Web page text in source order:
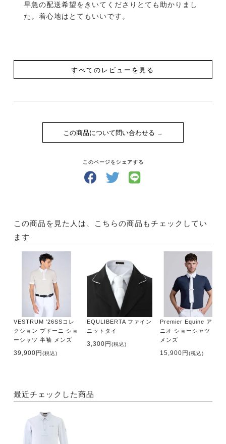
早急の配送希望をきいてくださりとても助かりまし
た。着心地はとてもいいです。
すべてのレビューを見る
この商品について問い合わせる
このページをシェアする
この商品を見た人は、こちらの商品もチェックしてい
ます
VESTRUM ’26SSコレ
クション ブドーニ ショ
ーシャツ 半袖 メンズ
39,900円 (税込)
EQULIBERTA ファイン
ニットタイ
3,300円 (税込)
Premier Equine アント
ニオ ショーシャツ 半袖
メンズ
15,900円 (税込)
最近チェックした商品